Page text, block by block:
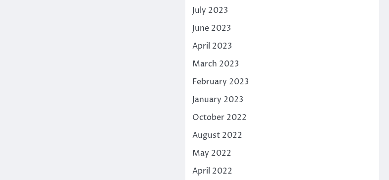
July 2023
June 2023
April 2023
March 2023
February 2023
January 2023
October 2022
August 2022
May 2022
April 2022